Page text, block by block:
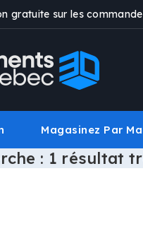
gratuite sur les
Magasinez Par
: 1 résultat